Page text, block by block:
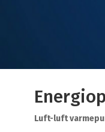
Luft-luft